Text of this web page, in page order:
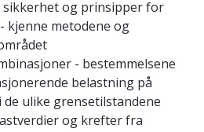
og prinsipper for
kjenne metodene og
- bestemmelsene
belastning på
ulike grensetilstandene
og krefter fra